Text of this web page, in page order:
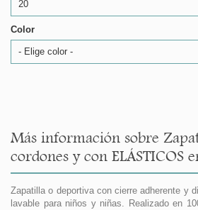
20
Color
- Elige color -
Más información sobre
cordones y con ELÁSTICOS
Zapatilla o deportiva con cierre adherente y
lavable para niños y niñas. Realizado en